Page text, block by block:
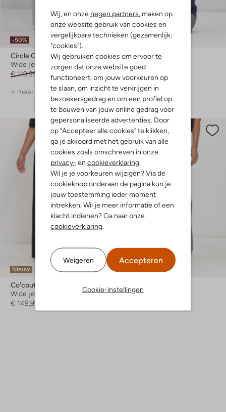
Wij, en onze negen partners, maken op
onze website gebruik van cookies en
vergelijkbare technieken (gezamenlijk:
"cookies").
Wij gebruiken cookies om ervoor te
zorgen dat onze website goed
functioneert, om jouw voorkeuren op
te slaan, om inzicht te verkrijgen in
bezoekersgedrag en om een profiel op
te bouwen van jouw online gedrag voor
gepersonaliseerde advertenties. Door
op "Accepteer alle cookies" te klikken,
ga je akkoord met het gebruik van alle
cookies zoals omschreven in onze
privacy- en cookieverklaring.
Wil je je voorkeuren wijzigen? Via de
cookieknop onderaan de pagina kun je
jouw toestemming ieder moment
intrekken. Wil je meer informatie of een
klacht indienen? Ga naar onze
cookieverklaring.
Weigeren Accepteren
Cookie-instellingen
-50%
Circle Of Trust
Wide jeans
€ 119,99
€ 59,99
+ meer kleuren
-50% Nieuw
Abrand Jeans
Wide jeans
€ 109,99
€ 54,99
Nieuw
Co'couture
Wide jeans
€ 149,99
Mac
Wide jeans